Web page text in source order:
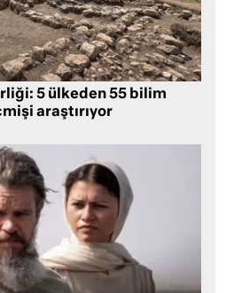
5 ülkeden 55 bilim
araştırıyor